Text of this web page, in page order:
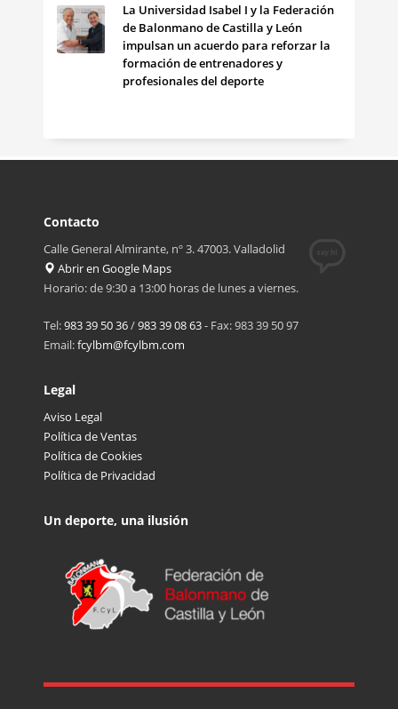
La Universidad Isabel I y la Federación
de Balonmano de Castilla y León
impulsan un acuerdo para reforzar la
formación de entrenadores y
profesionales del deporte
Contacto
Calle General Almirante, nº 3. 47003. Valladolid
Abrir en Google Maps
Horario: de 9:30 a 13:00 horas de lunes a viernes.
Tel:983 39 50 36/983 39 08 63- Fax: 983 39 50 97
Email:fcylbm@fcylbm.com
Legal
Aviso Legal
Política de Ventas
Política de Cookies
Política de Privacidad
Un deporte, una ilusión